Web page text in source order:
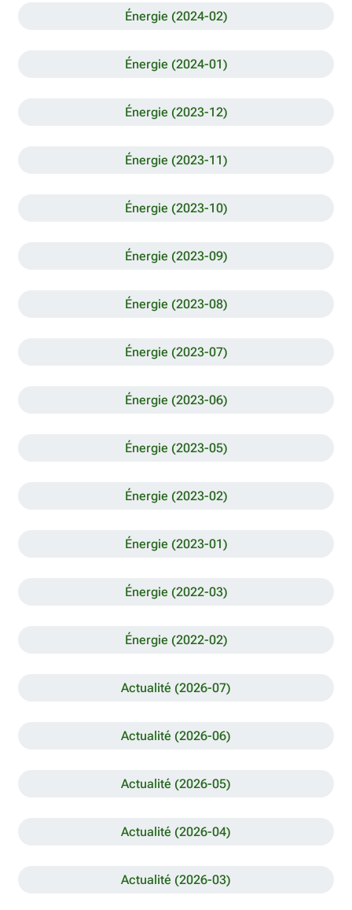
Énergie (2024-02)
Énergie (2024-01)
Énergie (2023-12)
Énergie (2023-11)
Énergie (2023-10)
Énergie (2023-09)
Énergie (2023-08)
Énergie (2023-07)
Énergie (2023-06)
Énergie (2023-05)
Énergie (2023-02)
Énergie (2023-01)
Énergie (2022-03)
Énergie (2022-02)
Actualité (2026-07)
Actualité (2026-06)
Actualité (2026-05)
Actualité (2026-04)
Actualité (2026-03)